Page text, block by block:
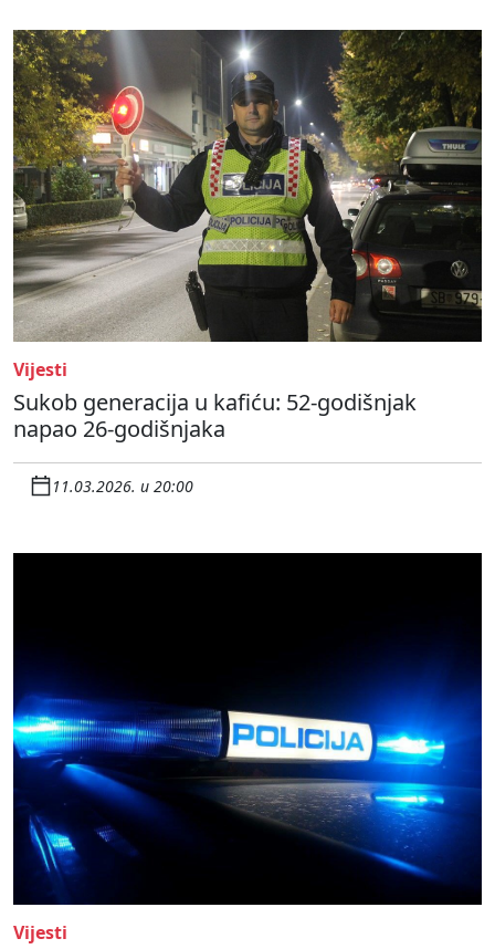
Vijesti
Sukob generacija u kafiću: 52-godišnjak
napao 26-godišnjaka
11.03.2026. u 20:00
Vijesti